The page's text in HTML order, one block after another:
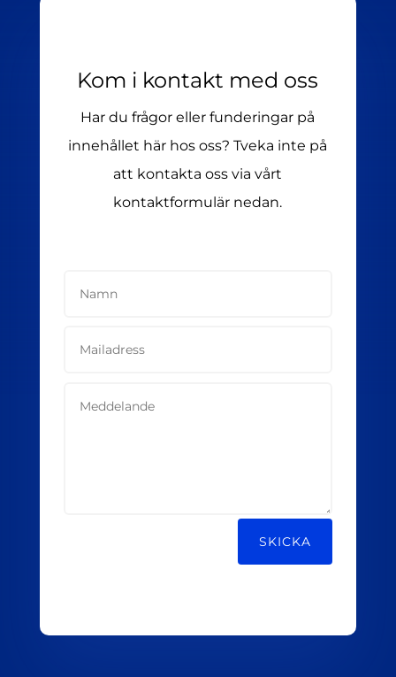
Kom i kontakt med oss
Har du frågor eller funderingar på
innehållet här hos oss? Tveka inte på
att kontakta oss via vårt
kontaktformulär nedan.
SKICKA